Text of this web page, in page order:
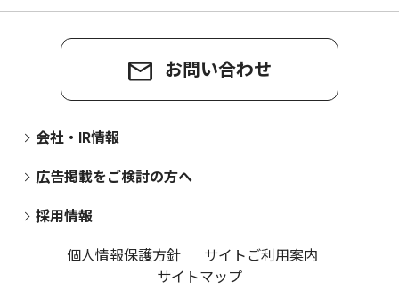
お問い合わせ
会社・IR情報
広告掲載をご検討の方へ
採用情報
個人情報保護方針
サイトご利用案内
サイトマップ